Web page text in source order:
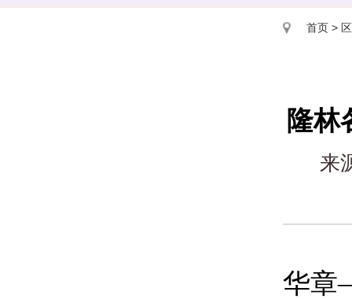
首页 >
隆林
来
华章